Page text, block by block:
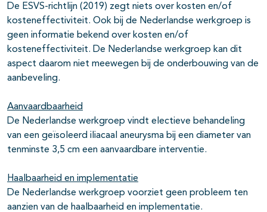
De ESVS-richtlijn (2019) zegt niets over kosten en/of
kosteneffectiviteit. Ook bij de Nederlandse werkgroep is
geen informatie bekend over kosten en/of
kosteneffectiviteit. De Nederlandse werkgroep kan dit
aspect daarom niet meewegen bij de onderbouwing van de
aanbeveling.
Aanvaardbaarheid
De Nederlandse werkgroep vindt electieve behandeling
van een geïsoleerd iliacaal aneurysma bij een diameter van
tenminste 3,5 cm een aanvaardbare interventie.
Haalbaarheid en implementatie
De Nederlandse werkgroep voorziet geen probleem ten
aanzien van de haalbaarheid en implementatie.